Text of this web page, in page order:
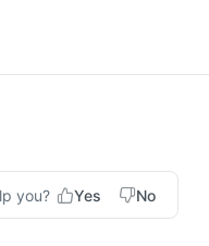
you? Yes No